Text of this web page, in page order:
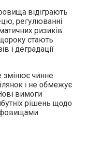
відіграють
регулюванні
ризиків.
стають
і деградації
чинне
і не обмежує
вимоги
рішень щодо